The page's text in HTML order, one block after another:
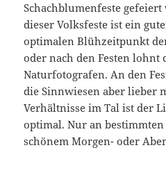
Schachblumenfeste
dieser Volksfeste ist ein
optimalen Blühzeitpunkt
oder nach den Festen lohnt
Naturfotografen. An den
die Sinnwiesen aber lieber
Verhältnisse im Tal ist der
optimal. Nur an
schönem Morgen- oder